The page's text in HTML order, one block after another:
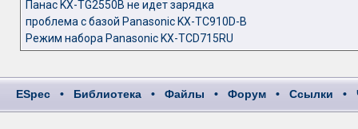
Панас KX-TG2550B не идет зарядка
проблема с базой Panasonic KX-TC910D-B
Режим набора Panasonic KX-TCD715RU
ESpec • Библиотека • Файлы • Форум • Ссылки •